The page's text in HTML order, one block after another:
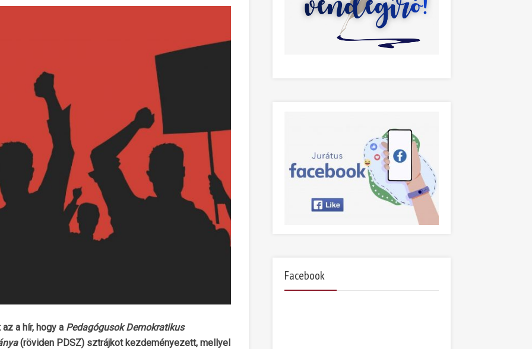
a hír, hogy a Pedagógusok Demokratikus
(röviden PDSZ) sztrájkot kezdeményezett, mellyel
Facebook